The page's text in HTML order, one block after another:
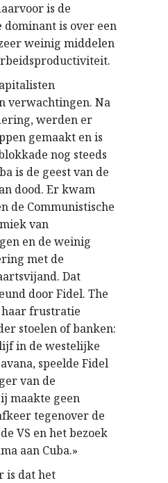
is de
is over een
weinig middelen
verwachtingen. Na
werden er
gemaakt en is
nog steeds
is de geest van de
dood. Er kwam
de Communistische
van
en de weinig
met de
Dat
door Fidel. The
haar frustratie
stoelen of banken:
in de westelijke
speelde Fidel
van de
maakte geen
tegenover de
VS en het bezoek
aan Cuba.»
is dat het